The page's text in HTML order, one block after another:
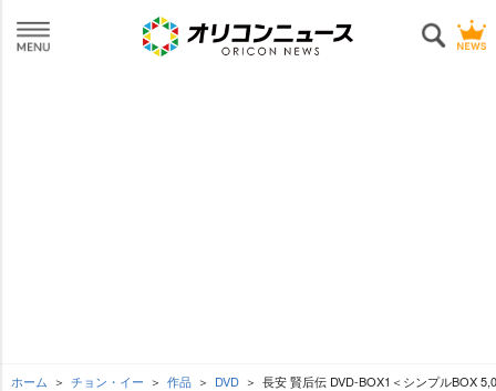
ホーム チョン・イー 作品 DVD 長安 賢后伝 DVD-BOX1＜シンプルBOX